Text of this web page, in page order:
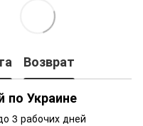
Возврат
по Украине
3 рабочих дней